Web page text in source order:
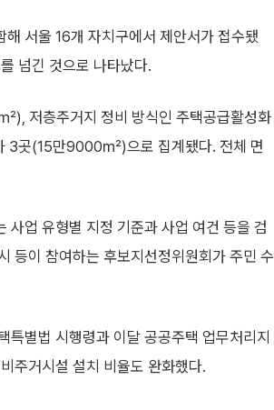
해 서울 16개 자치구에서 제안서가 접수됐
넘긴 것으로 나타났다.
), 저층주거지 정비 방식인 주택공급활성화
3곳(15만9000㎡)으로 집계됐다. 전체 면
사업 유형별 지정 기준과 사업 여건 등을 검
등이 참여하는 후보지선정위원회가 주민 수
별법 시행령과 이달 공공주택 업무처리지
주거시설 설치 비율도 완화했다.